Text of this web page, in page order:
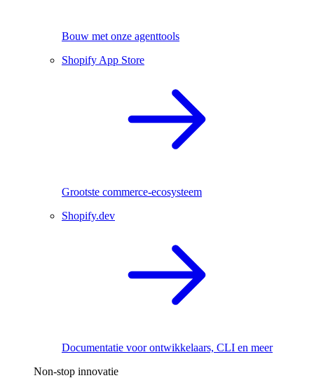
Bouw met onze agenttools
Shopify App Store
Grootste commerce-ecosysteem
Shopify.dev
Documentatie voor ontwikkelaars, CLI en meer
Non-stop innovatie